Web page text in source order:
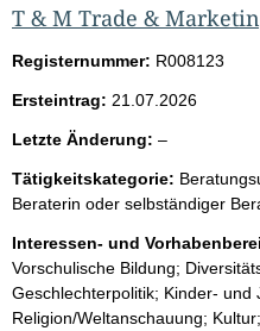
T & M Trade &
Registernummer: R008123
Ersteintrag: 21.07.2026
Letzte Änderung: –l
e
r
Tätigkeitskategorie:
Beraterin oder selbständiger
Interessen- und
Vorschulische Bildung;
Geschlechterpolitik; Kinder- und
Religion/Weltanschauung;